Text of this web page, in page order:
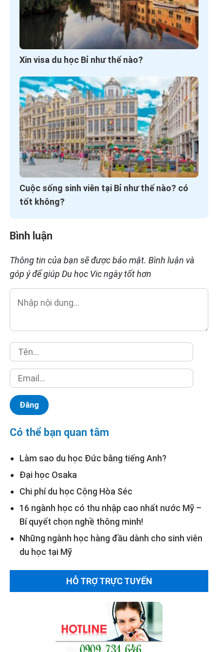
Xin visa du học Bỉ như thế nào?
Cuộc sống sinh viên tại Bỉ như thế nào? có
tốt không?
Bình luận
Thông tin của bạn sẽ được bảo mật. Bình luận và
góp ý để giúp Du học Vic ngày tốt hơn
Có thể bạn quan tâm
Làm sao du học Đức bằng tiếng Anh?
Đại học Osaka
Chi phí du học Cộng Hòa Séc
16 ngành học có thu nhập cao nhất nước Mỹ –
Bí quyết chọn nghề thông minh!
Những ngành học hàng đầu dành cho sinh viên
du học tại Mỹ
HỖ TRỢ TRỰC TUYẾN